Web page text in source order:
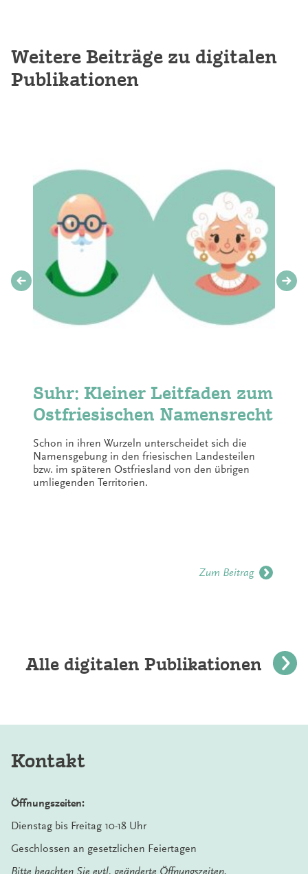
Weitere Beiträge zu digitalen
Publikationen
Suhr: Kleiner Leitfaden zum
Ostfriesischen Namensrecht
Schon in ihren Wurzeln unterscheidet sich die
Namensgebung in den friesischen Landesteilen
bzw. im späteren Ostfriesland von den übrigen
umliegenden Territorien.
Zum Beitrag
Alle digitalen Publikationen
Kontakt
Öffnungszeiten:
Dienstag bis Freitag 10-18 Uhr
Geschlossen an gesetzlichen Feiertagen
Bitte beachten Sie evtl. geänderte Öffnungszeiten,